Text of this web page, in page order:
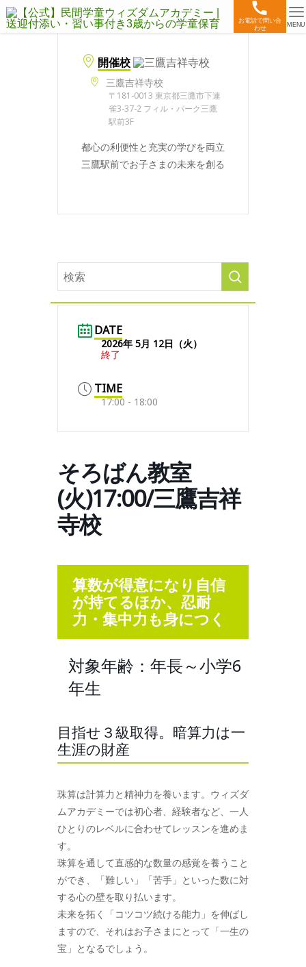
お電話で問い合
わせ
MENU
開催校
三鷹吉祥寺校
〒181-0013 東京都三鷹市下連
雀3-37-2 フィル・パーク三鷹
駅前3F
都心の利便性と充実の学びを両立
三鷹駅前でお子さまの未来を創る
DATE
2026年 5月 12日（火）
終了
TIME
17:00 - 18:00
そろばん教室
(火)17:00/三鷹吉祥
寺校
算数が得意になり自信
が持てるほか、忍耐
力・集中力も身につく
対象年齢：年長～小学6
年生
目指せ３級取得。暗算力は一
生涯の財産
珠算は計算力と精神力を養います。ウィズダ
ムアカデミーでは初心者、経験者など、一人
ひとりのレベルに合わせてレッスンを進めま
す。
珠算を通して直感的な数量の感覚を養うこと
ができ、「難しい」「苦手」といった数に対
する心の壁を取り払います。
未来を拓く「コツコツ続ける能力」を伸ばし
ますので、それはお子さまにとって「一生の
宝」となるでしょう。